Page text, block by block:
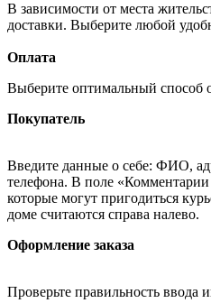
В зависимости от места
доставки. Выберите любой
Оплата
Выберите оптимальный способ
Покупатель
Введите данные о себе: ФИО,
телефона. В поле «Комментарии
которые могут пригодиться
доме считаются справа налево.
Оформление заказа
Проверьте правильность ввода